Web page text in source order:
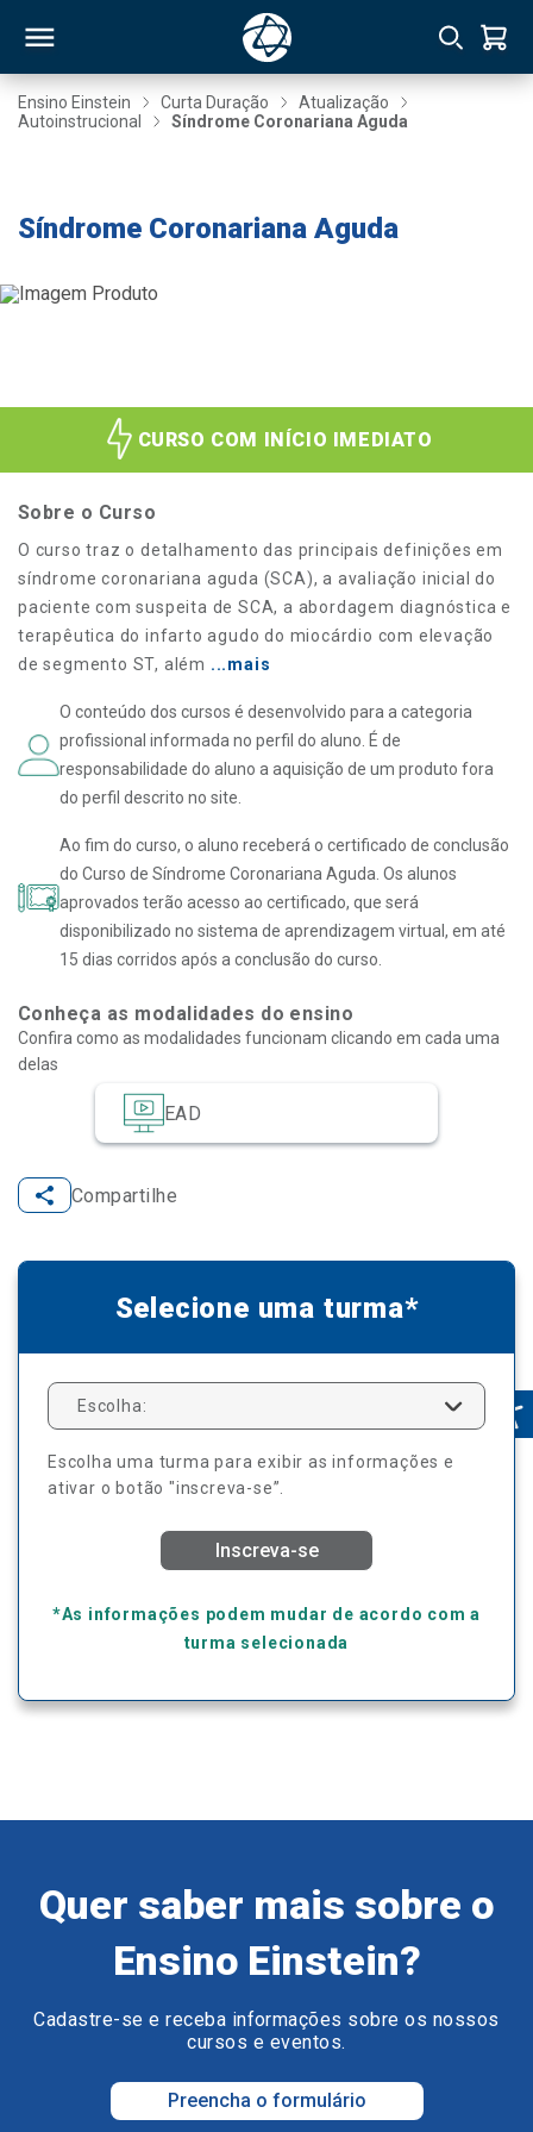
Ensino Einstein Curta Duração
Atualização
Autoinstrucional
Síndrome Coronariana Aguda
Síndrome Coronariana Aguda
CURSO COM INÍCIO IMEDIATO
Sobre o Curso
O curso traz o detalhamento das principais definições em
síndrome coronariana aguda (SCA), a avaliação inicial do
paciente com suspeita de SCA, a abordagem diagnóstica e
terapêutica do infarto agudo do miocárdio com elevação
de segmento ST, além ...mais
O conteúdo dos cursos é desenvolvido para a categoria
profissional informada no perfil do aluno. É de
responsabilidade do aluno a aquisição de um produto fora
do perfil descrito no site.
Ao fim do curso, o aluno receberá o certificado de conclusão
do Curso de Síndrome Coronariana Aguda. Os alunos
aprovados terão acesso ao certificado, que será
disponibilizado no sistema de aprendizagem virtual, em até
15 dias corridos após a conclusão do curso.
Conheça as modalidades do ensino
EAD
Confira como as modalidades funcionam clicando em cada uma
delas
Compartilhe
Selecione uma turma*
Escolha:
Escolha uma turma para exibir as informações e
ativar o botão "inscreva-se”.
Inscreva-se
*As informações podem mudar de acordo com a
turma selecionada
Quer saber mais sobre o
Ensino Einstein?
Cadastre-se e receba informações sobre os nossos
cursos e eventos.
Preencha o formulário